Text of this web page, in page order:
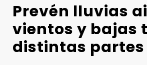
Prevén lluvias
vientos y bajas
distintas partes